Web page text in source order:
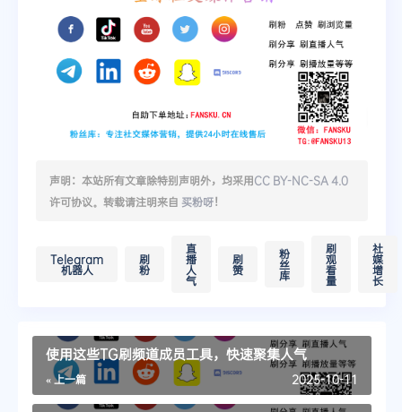
声明：本站所有文章除特别声明外，均采用CC BY-NC-SA 4.0
许可协议。转载请注明来自 买粉呀！
Telegram
机器人
刷
粉
直
播
人
气
刷
赞
粉
丝
库
刷
观
看
量
社
媒
增
长
使用这些TG刷频道成员工具，快速聚集人气
« 上一篇 2025-10-11